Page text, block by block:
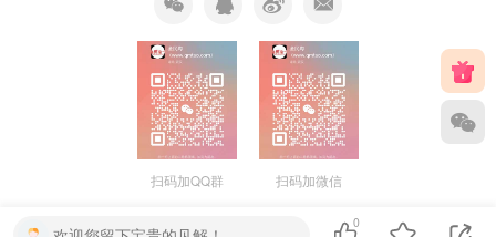
扫码加QQ群 扫码加微信
0